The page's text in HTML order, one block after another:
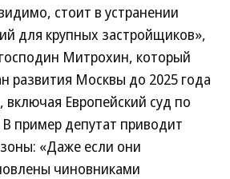
стоит в устранении
для крупных застройщиков»,
Митрохин, который
развития Москвы до 2025 года
включая Европейский суд по
пример депутат приводит
«Даже если они
чиновниками